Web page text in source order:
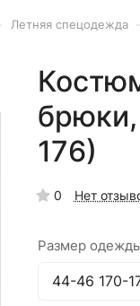
Летняя спецодежда
176)
0 Нет
Размер
44-46 170-